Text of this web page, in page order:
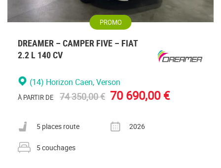
PROMO
DREAMER – CAMPER FIVE – FIAT
2.2 L 140 CV
(14) Horizon Caen, Verson
À PARTIR DE 74 350,00 € 70 690,00 €
Nombre de places carte grise
5 places route
Année
2026
Nombre de couchages
5 couchages